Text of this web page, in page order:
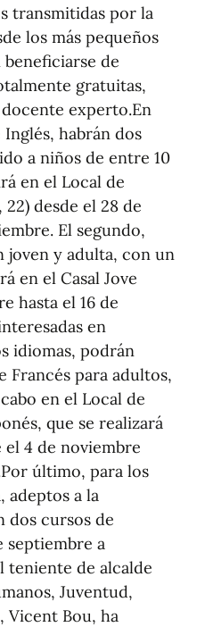
transmitidas por la
los más pequeños
de
gratuitas,
experto.En
habrán dos
a niños de entre 10
en el Local de
desde el 28 de
El segundo,
joven y adulta, con un
en el Casal Jove
hasta el 16 de
en
idiomas, podrán
Francés para adultos,
en el Local de
que se realizará
4 de noviembre
último, para los
adeptos a la
dos cursos de
septiembre a
teniente de alcalde
Juventud,
Vicent Bou, ha